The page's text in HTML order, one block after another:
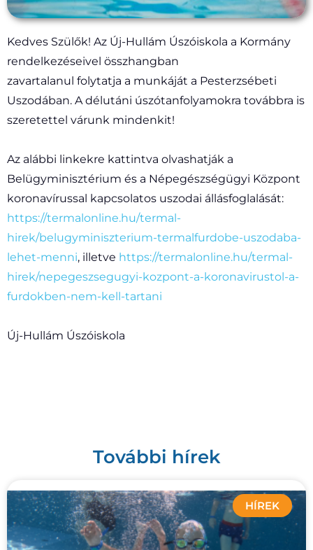
Kedves Szülők! Az Új-Hullám Úszóiskola a Kormány
rendelkezéseivel összhangban
zavartalanul folytatja a munkáját a Pesterzsébeti
Uszodában. A délutáni úszótanfolyamokra továbbra is
szeretettel várunk mindenkit!
Az alábbi linkekre kattintva olvashatják a
Belügyminisztérium és a Népegészségügyi Központ
koronavírussal kapcsolatos uszodai állásfoglalását:
https://termalonline.hu/termal-
hirek/belugyminiszterium-termalfurdobe-uszodaba-
lehet-menni, illetve https://termalonline.hu/termal-
hirek/nepegeszsegugyi-kozpont-a-koronavirustol-a-
furdokben-nem-kell-tartani
Új-Hullám Úszóiskola
További hírek
HÍREK